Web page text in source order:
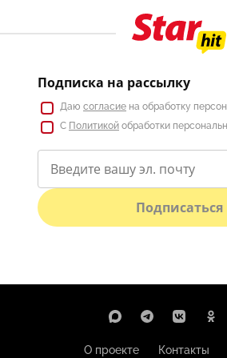
Подписка на рассылку
Даю согласие на обработку
С Политикой обработки
Подписаться
О проекте Контакты